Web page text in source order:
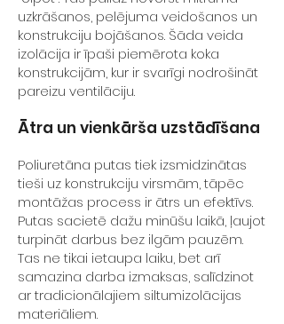
uzkrāšanos, pelējuma veidošanos un
konstrukciju bojāšanos. Šāda veida
izolācija ir īpaši piemērota koka
konstrukcijām, kur ir svarīgi nodrošināt
pareizu ventilāciju.
Ātra un vienkārša uzstādīšana
Poliuretāna putas tiek izsmidzinātas
tieši uz konstrukciju virsmām, tāpēc
montāžas process ir ātrs un efektīvs.
Putas sacietē dažu minūšu laikā, ļaujot
turpināt darbus bez ilgām pauzēm.
Tas ne tikai ietaupa laiku, bet arī
samazina darba izmaksas, salīdzinot
ar tradicionālajiem siltumizolācijas
materiāliem.